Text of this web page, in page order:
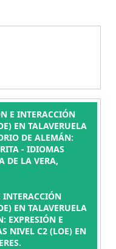
E INTERACCIÓN
EN TALAVERUELA
DE ALEMÁN:
- IDIOMAS
DE LA VERA,
EN TALAVERUELA
EXPRESIÓN E
NIVEL C2 (LOE) EN